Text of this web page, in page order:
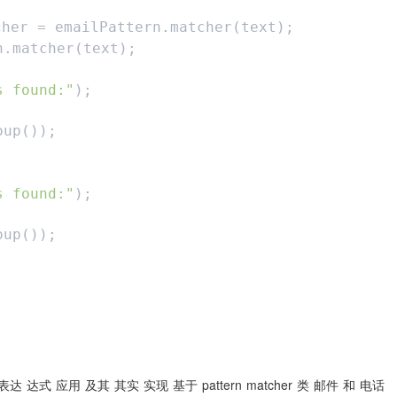
= emailPattern.matcher(text);
found:" );
found:" );
达 达式 应用 及其 其实 实现 基于 pattern matcher 类 邮件 和 电话